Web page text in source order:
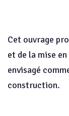
Cet ouvrage
et de la mise
envisagé
construction.